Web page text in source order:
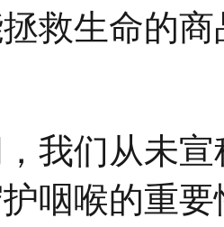
救生命的
我们从未
咽喉的重